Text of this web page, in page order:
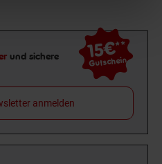
und sichere
15€**
Gutschein
anmelden